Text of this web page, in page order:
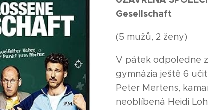
Gesellschaft
(5 mužů, 2 ženy)
V pátek odpoledne
gymnázia ještě 6
Peter Mertens,
neoblíbená Heidi